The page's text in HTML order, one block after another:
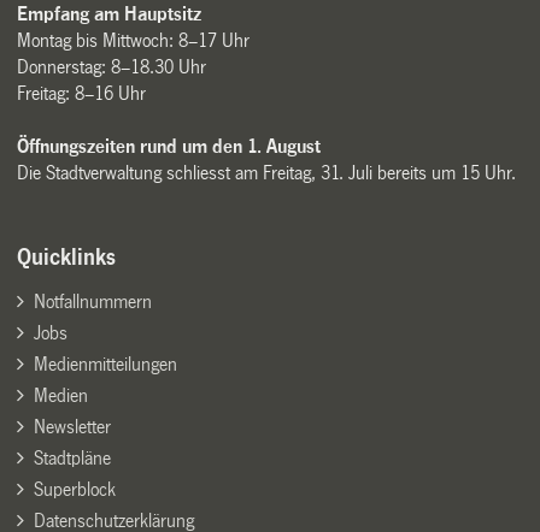
Empfang am Hauptsitz
Montag bis Mittwoch: 8–17 Uhr
Donnerstag: 8–18.30 Uhr
Freitag: 8–16 Uhr
Öffnungszeiten rund um den 1. August
Die Stadtverwaltung schliesst am Freitag, 31. Juli bereits um 15 Uhr.
Quicklinks
Notfallnummern
Jobs
Medienmitteilungen
Medien
Newsletter
Stadtpläne
Superblock
Datenschutzerklärung